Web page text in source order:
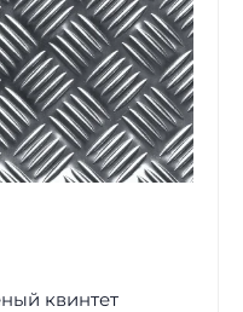
квинтет